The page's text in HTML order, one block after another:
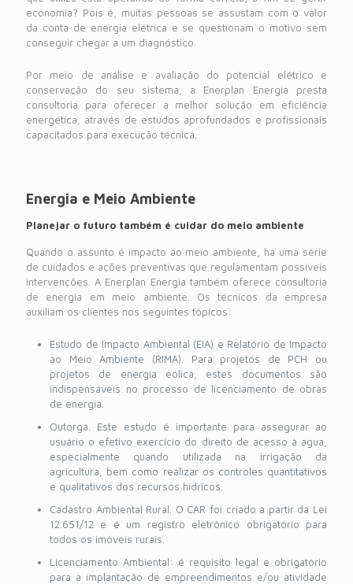
economia? Pois é, muitas pessoas se assustam com o valor
da conta de energia elétrica e se questionam o motivo sem
conseguir chegar a um diagnóstico.
Por meio de análise e avaliação do potencial elétrico e
conservação do seu sistema, a Enerplan Energia presta
consultoria para oferecer a melhor solução em eficiência
energética, através de estudos aprofundados e profissionais
capacitados para execução técnica.
Energia e Meio Ambiente
Planejar o futuro também é cuidar do meio ambiente
Quando o assunto é impacto ao meio ambiente, há uma série
de cuidados e ações preventivas que regulamentam possíveis
intervenções. A Enerplan Energia também oferece consultoria
de energia em meio ambiente. Os técnicos da empresa
auxiliam os clientes nos seguintes tópicos:
Estudo de Impacto Ambiental (EIA) e Relatório de Impacto
ao Meio Ambiente (RIMA). Para projetos de PCH ou
projetos de energia eólica, estes documentos são
indispensáveis no processo de licenciamento de obras
de energia.
Outorga. Este estudo é importante para assegurar ao
usuário o efetivo exercício do direito de acesso à agua,
especialmente quando utilizada na irrigação da
agricultura, bem como realizar os controles quantitativos
e qualitativos dos recursos hídricos.
Cadastro Ambiental Rural. O CAR foi criado a partir da Lei
12.651/12 e é um registro eletrônico obrigatório para
todos os imóveis rurais.
Licenciamento Ambiental: é requisito legal e obrigatório
para a implantação de empreendimentos e/ou atividade